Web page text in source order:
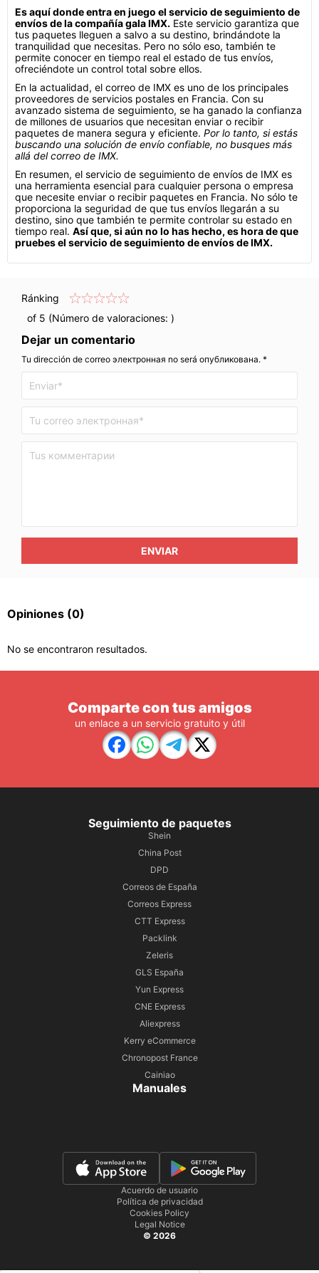
Es aquí donde entra en juego el servicio de seguimiento de
envíos de la compañía gala IMX. Este servicio garantiza que
tus paquetes lleguen a salvo a su destino, brindándote la
tranquilidad que necesitas. Pero no sólo eso, también te
permite conocer en tiempo real el estado de tus envíos,
ofreciéndote un control total sobre ellos.
En la actualidad, el correo de IMX es uno de los principales
proveedores de servicios postales en Francia. Con su
avanzado sistema de seguimiento, se ha ganado la confianza
de millones de usuarios que necesitan enviar o recibir
paquetes de manera segura y eficiente. Por lo tanto, si estás
buscando una solución de envío confiable, no busques más
allá del correo de IMX.
En resumen, el servicio de seguimiento de envíos de IMX es
una herramienta esencial para cualquier persona o empresa
que necesite enviar o recibir paquetes en Francia. No sólo te
proporciona la seguridad de que tus envíos llegarán a su
destino, sino que también te permite controlar su estado en
tiempo real. Así que, si aún no lo has hecho, es hora de que
pruebes el servicio de seguimiento de envíos de IMX.
Ránking
of 5 (Número de valoraciones: )
Dejar un comentario
Tu dirección de correo электронная no será опубликована. *
ENVIAR
Opiniones (0)
No se encontraron resultados.
Comparte con tus amigos
un enlace a un servicio gratuito y útil
Seguimiento de paquetes
Shein
China Post
DPD
Correos de España
Correos Express
CTT Express
Packlink
Zeleris
GLS España
Yun Express
CNE Express
Aliexpress
Kerry eCommerce
Chronopost France
Cainiao
Manuales
Acuerdo de usuario
Política de privacidad
Cookies Policy
Legal Notice
© 2026